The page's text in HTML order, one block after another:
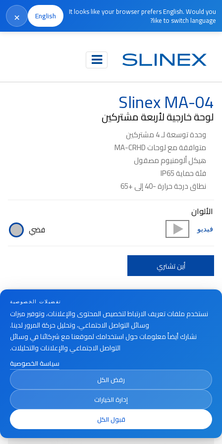
It looks like your browser prefers English. Would you
like to switch language?
English
×
الرئيسية المنتجات متوقف الإنتاج
Slinex MA-04
لوحة خارجية لأربعة مشتركين
وحدة توسعة لـ 4 مشتركين
متوافقة مع لوحات MA-CRHD
هيكل ألومنيوم مصقول
فئة حماية IP65
نطاق درجة حرارة -40 إلى +65
الألوان
فضي فيديو
أين تشتري
تفضيلات الخصوصية
نستخدم ملفات تعريف الارتباط لتخصيص المحتوى والإعلانات، وتوفير ميزات
وسائل التواصل الاجتماعي، وتحليل حركة المرور لدينا.
نشارك أيضاً معلومات حول استخدامك لموقعنا مع شركائنا في وسائل
التواصل الاجتماعي والإعلانات والتحليلات.
سياسة الخصوصية
رفض الكل
إدارة الخيارات
قبول الكل